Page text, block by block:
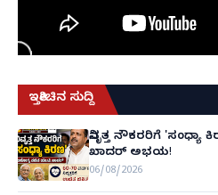
ಇತ್ತೀಚಿನ ಸುದ್ದಿ
ನಿವೃತ್ತ ನೌಕರರಿಗೆ
ಖಾದರ್ ಅಭಯ!
06/08/2026